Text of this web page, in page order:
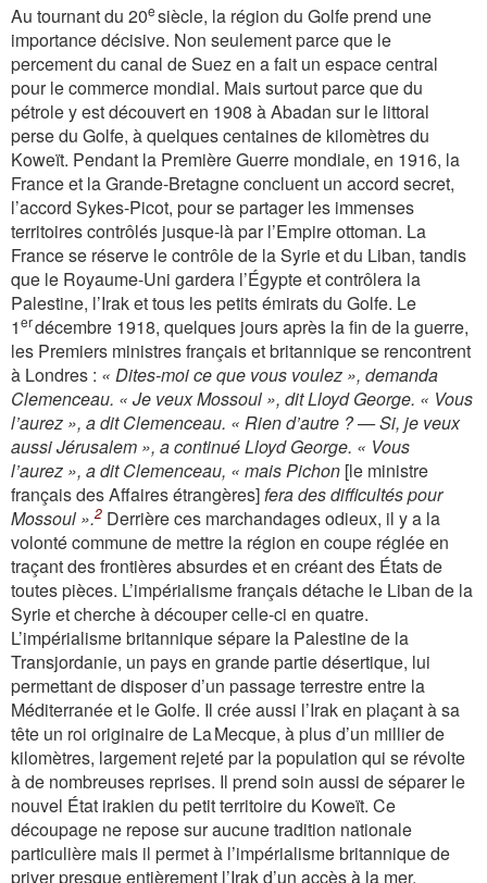
Au tournant du 20esiècle, la région du Golfe prend une
importance décisive. Non seulement parce que le
percement du canal de Suez en a fait un espace central
pour le commerce mondial. Mais surtout parce que du
pétrole y est découvert en 1908 à Abadan sur le littoral
perse du Golfe, à quelques centaines de kilomètres du
Koweït. Pendant la Première Guerre mondiale, en 1916, la
France et la Grande-Bretagne concluent un accord secret,
l’accord Sykes-Picot, pour se partager les immenses
territoires contrôlés jusque-là par l’Empire ottoman. La
France se réserve le contrôle de la Syrie et du Liban, tandis
que le Royaume-Uni gardera l’Égypte et contrôlera la
Palestine, l’Irak et tous les petits émirats du Golfe. Le
1erdécembre 1918, quelques jours après la fin de la guerre,
les Premiers ministres français et britannique se rencontrent
à Londres : « Dites-moi ce que vous voulez », demanda
Clemenceau. « Je veux Mossoul », dit Lloyd George. « Vous
l’aurez », a dit Clemenceau. « Rien d’autre ? — Si, je veux
aussi Jérusalem », a continué Lloyd George. « Vous
l’aurez », a dit Clemenceau, « mais Pichon [le ministre
français des Affaires étrangères]fera des difficultés pour
Mossoul ».2 Derrière ces marchandages odieux, il y a la
volonté commune de mettre la région en coupe réglée en
traçant des frontières absurdes et en créant des États de
toutes pièces. L’impérialisme français détache le Liban de la
Syrie et cherche à découper celle-ci en quatre.
L’impérialisme britannique sépare la Palestine de la
Transjordanie, un pays en grande partie désertique, lui
permettant de disposer d’un passage terrestre entre la
Méditerranée et le Golfe. Il crée aussi l’Irak en plaçant à sa
tête un roi originaire de La Mecque, à plus d’un millier de
kilomètres, largement rejeté par la population qui se révolte
à de nombreuses reprises. Il prend soin aussi de séparer le
nouvel État irakien du petit territoire du Koweït. Ce
découpage ne repose sur aucune tradition nationale
particulière mais il permet à l’impérialisme britannique de
priver presque entièrement l’Irak d’un accès à la mer.